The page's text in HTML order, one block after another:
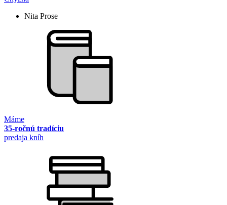
Nita Prose
Máme
35-ročnú tradíciu
predaja kníh